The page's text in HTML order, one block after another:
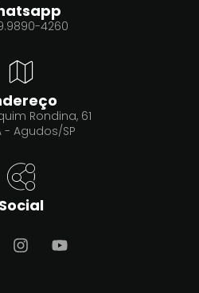
4260
Rondina, 61
- Agudos/SP
Social